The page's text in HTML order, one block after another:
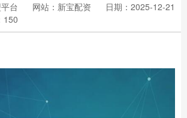
台 网站：新宝配资
日期：2025-12-21
150